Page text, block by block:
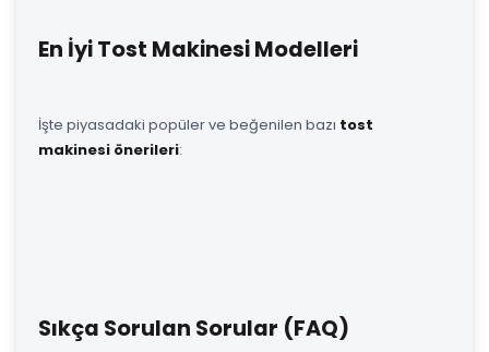
En İyi Tost Makinesi Modelleri
İşte piyasadaki popüler ve beğenilen bazı tost
makinesi önerileri:
Sıkça Sorulan Sorular (FAQ)